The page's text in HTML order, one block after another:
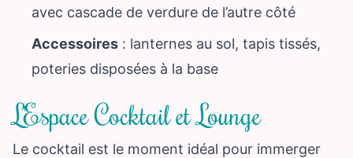
avec cascade de verdure de l’autre côté
Accessoires : lanternes au sol, tapis tissés,
poteries disposées à la base
L’Espace Cocktail et Lounge
Le cocktail est le moment idéal pour immerger